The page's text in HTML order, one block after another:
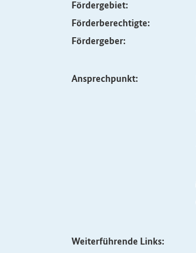
Fördergebiet:
Förderberechtigte:
Fördergeber:
Ansprechpunkt:
Weiterführende Links: